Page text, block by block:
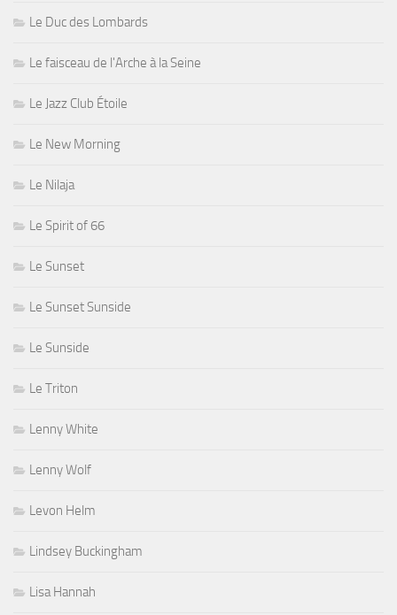
Le Duc des Lombards
Le faisceau de l'Arche à la Seine
Le Jazz Club Étoile
Le New Morning
Le Nilaja
Le Spirit of 66
Le Sunset
Le Sunset Sunside
Le Sunside
Le Triton
Lenny White
Lenny Wolf
Levon Helm
Lindsey Buckingham
Lisa Hannah